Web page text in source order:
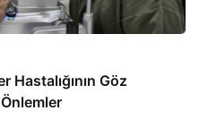
Hastalığının Göz